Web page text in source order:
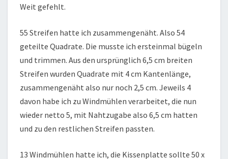
Weit gefehlt.
55 Streifen hatte ich zusammengenäht. Also 54
geteilte Quadrate. Die musste ich ersteinmal bügeln
und trimmen. Aus den ursprünglich 6,5 cm breiten
Streifen wurden Quadrate mit 4 cm Kantenlänge,
zusammengenäht also nur noch 2,5 cm. Jeweils 4
davon habe ich zu Windmühlen verarbeitet, die nun
wieder netto 5, mit Nahtzugabe also 6,5 cm hatten
und zu den restlichen Streifen passten.
13 Windmühlen hatte ich, die Kissenplatte sollte 50 x